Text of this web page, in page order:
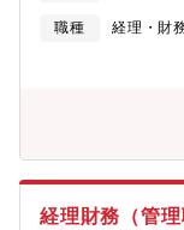
に関する業務、監
じ、担当業務、ポ
※将来的には管理
職種
経理・財
経理財務（管理